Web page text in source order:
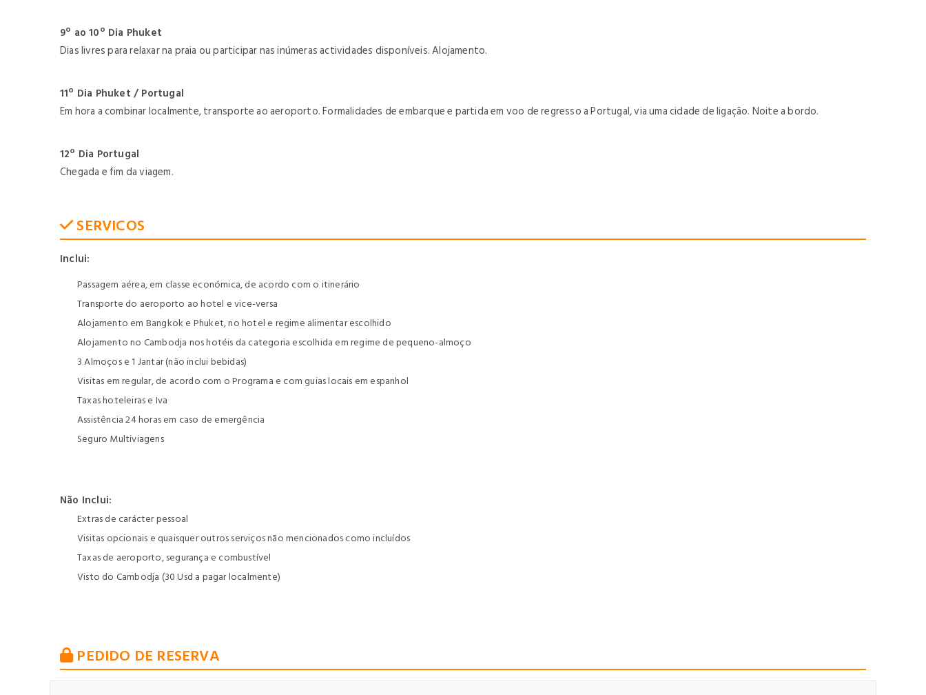
9º ao 10º Dia Phuket
Dias livres para relaxar na praia ou participar nas inúmeras actividades disponíveis. Alojamento.
11º Dia Phuket / Portugal
Em hora a combinar localmente, transporte ao aeroporto. Formalidades de embarque e partida em voo de regresso a Portugal, via uma cidade de ligação. Noite a bordo.
12º Dia Portugal
Chegada e fim da viagem.
SERVICOS
Inclui:
Passagem aérea, em classe económica, de acordo com o itinerário
Transporte do aeroporto ao hotel e vice-versa
Alojamento em Bangkok e Phuket, no hotel e regime alimentar escolhido
Alojamento no Cambodja nos hotéis da categoria escolhida em regime de pequeno-almoço
3 Almoços e 1 Jantar (não inclui bebidas)
Visitas em regular, de acordo com o Programa e com guias locais em espanhol
Taxas hoteleiras e Iva
Assistência 24 horas em caso de emergência
Seguro Multiviagens
Não Inclui:
Extras de carácter pessoal
Visitas opcionais e quaisquer outros serviços não mencionados como incluídos
Taxas de aeroporto, segurança e combustível
Visto do Cambodja (30 Usd a pagar localmente)
PEDIDO DE RESERVA